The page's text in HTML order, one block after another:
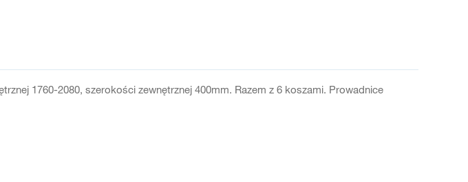
1760-2080, szerokości zewnętrznej 400mm. Razem z 6 koszami. Prowadnice